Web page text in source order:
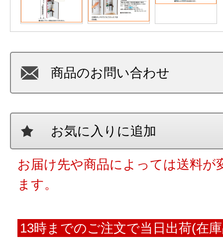
商品のお問い合わせ
お気に入りに追加
お届け先や商品によっては送料が
ます。
13時までのご注文で当日出荷(在